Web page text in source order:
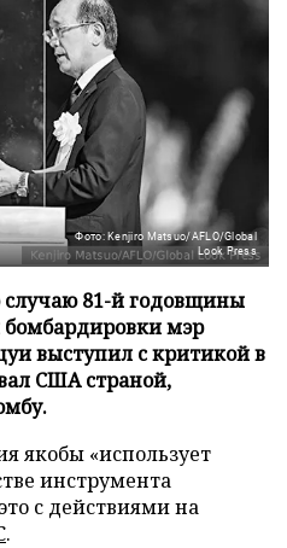
Фото: Kenjiro Matsuo/AFLO/Global
Look Press
81-й годовщины
мэр
выступил с критикой в
США страной,
якобы «использует
инструмента
с действиями на
.